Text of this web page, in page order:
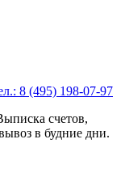
8 (495) 198-07-97
счетов,
в будние дни.